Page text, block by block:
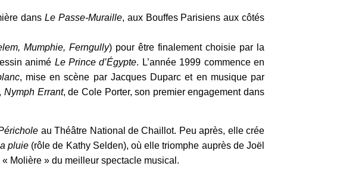
dansLe Passe-Muraille, aux Bouffes Parisiens aux côtés
Mumphie, Ferngully) pour être finalement choisie par la
animé Le Prince d’Égypte. L’année 1999 commence en
, mise en scène par Jacques Duparc et en musique par
Nymph Errant, de Cole Porter, son premier engagement dans
au Théâtre National de Chaillot. Peu après, elle crée
pluie (rôle de Kathy Selden), où elle triomphe auprès de Joël
Molière » du meilleur spectacle musical.